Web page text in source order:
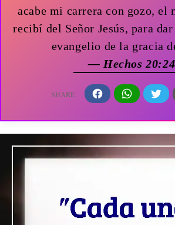
acabe mi carrera con gozo, el
recibí del Señor Jesús, para
evangelio de la gracia
— Hechos 20:24